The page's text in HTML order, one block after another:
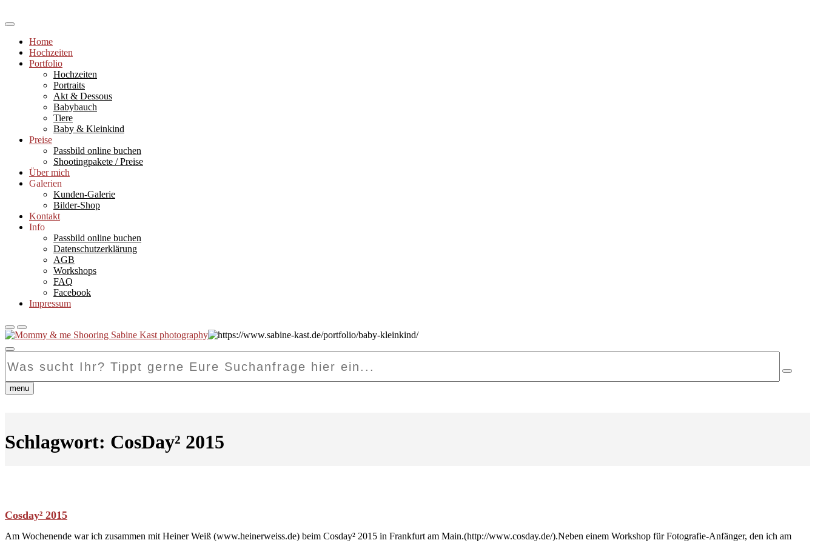
to
Sabine Kast Photography
Hochzeitsfotograf Ludwigshafen und Rhein-Neckar-Raum, Babyfotografie (Newborns), Portraits, Paarshootings, Workshops und Einzelcoachings für Fotografie und Bildbearbeitung, Fotograf Ludwigshafen
Home
Hochzeiten
Portfolio
Hochzeiten
Portraits
Akt & Dessous
Babybauch
Tiere
Baby & Kleinkind
Preise
Passbild online buchen
Shootingpakete / Preise
Über mich
Galerien
Kunden-Galerie
Bilder-Shop
Kontakt
Info
Passbild online buchen
Datenschutzerklärung
AGB
Workshops
FAQ
Facebook
Impressum
sucht
Tippt
ein...
menu
Schlagwort: CosDay² 2015
Cosday² 2015
Am Wochenende war ich zusammen mit Heiner Weiß (www.heinerweiss.de) beim Cosday² 2015 in Frankfurt am Main.(http://www.cosday.de/).Neben einem Workshop für Fotografie-Anfänger, den ich am